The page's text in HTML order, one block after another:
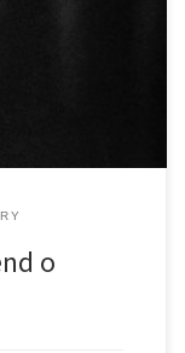
I dlaczego
bestsellerów,
[…]
o